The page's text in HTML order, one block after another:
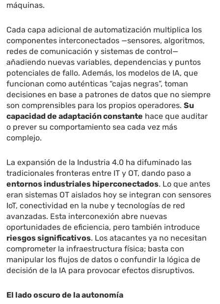
máquinas.
Cada capa adicional de automatización multiplica los
componentes interconectados —sensores, algoritmos,
redes de comunicación y sistemas de control—
añadiendo nuevas variables, dependencias y puntos
potenciales de fallo. Además, los modelos de IA, que
funcionan como auténticas “cajas negras”, toman
decisiones en base a patrones de datos que no siempre
son comprensibles para los propios operadores.Su
capacidad de adaptación constante hace que auditar
o prever su comportamiento sea cada vez más
complejo.
La expansión de la Industria 4.0 ha difuminado las
tradicionales fronteras entre IT y OT, dando paso a
entornos industriales hiperconectados. Lo que antes
eran sistemas OT aislados hoy se integran con sensores
IoT, conectividad en la nube y tecnologías de red
avanzadas. Esta interconexión abre nuevas
oportunidades de eficiencia, pero también introduce
riesgos significativos. Los atacantes ya no necesitan
comprometer la infraestructura física; basta con
manipular los flujos de datos o confundir la lógica de
decisión de la IA para provocar efectos disruptivos.
El lado oscuro de la autonomía